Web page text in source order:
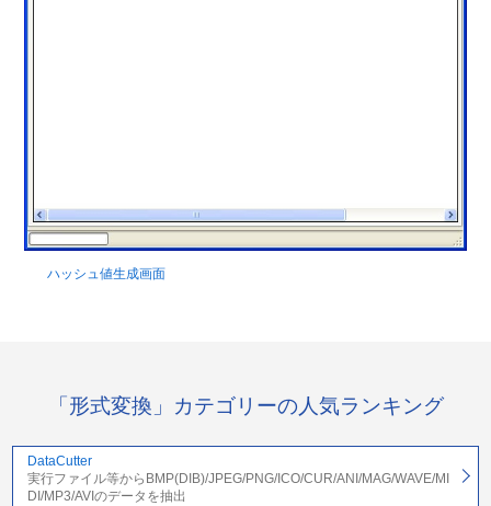
ハッシュ値生成画面
「形式変換」カテゴリーの人気ランキング
DataCutter
実行ファイル等からBMP(DIB)/JPEG/PNG/ICO/CUR/ANI/MAG/WAVE/MI
DI/MP3/AVIのデータを抽出